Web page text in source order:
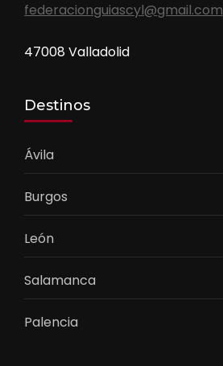
federacionguiascyl@gmail.com
47008 Valladolid
Destinos
Ávila
Burgos
León
Salamanca
Palencia